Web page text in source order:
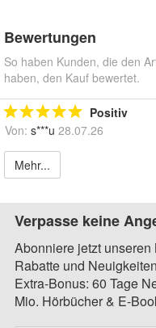
Bewertungen
So haben Kunden, die den
haben, den Kauf bewertet.
Positiv
Von: s***u 28.07.26
Mehr...
Verpasse keine
Abonniere jetzt
Rabatte und
Extra-Bonus: 60 Tage
Mio. Hörbücher & E-